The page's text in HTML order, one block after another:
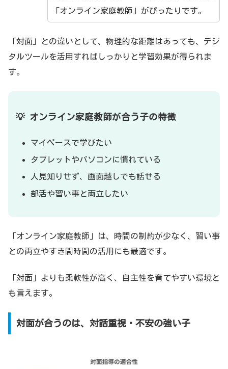
「オンライン家庭教師」がぴったりです。
「対面」との違いとして、物理的な距離はあっても、デジ
タルツールを活用すればしっかりと学習効果が得られま
す。
💡 オンライン家庭教師が合う子の特徴
マイペースで学びたい
タブレットやパソコンに慣れている
人見知りせず、画面越しでも話せる
部活や習い事と両立したい
「オンライン家庭教師」は、時間の制約が少なく、習い事
との両立やすき間時間の活用にも最適です。
「対面」よりも柔軟性が高く、自主性を育てやすい環境と
も言えます。
対面が合うのは、対話重視・不安の強い子